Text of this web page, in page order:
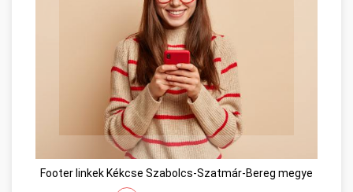
Footer linkek Kékcse Szabolcs-Szatmár-Bereg megye